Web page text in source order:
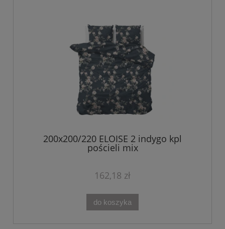
200x200/220 ELOISE 2 indygo kpl
pościeli mix
162,18 zł
do koszyka